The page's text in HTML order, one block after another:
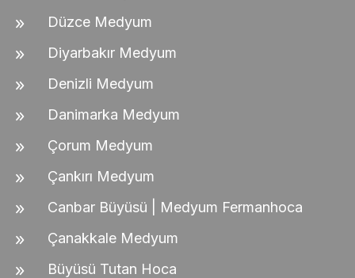
Düzce Medyum
Diyarbakır Medyum
Denizli Medyum
Danimarka Medyum
Çorum Medyum
Çankırı Medyum
Canbar Büyüsü | Medyum Fermanhoca
Çanakkale Medyum
Büyüsü Tutan Hoca